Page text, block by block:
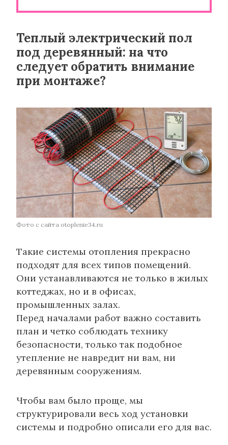
Теплый электрический пол
под деревянный: на что
следует обратить внимание
при монтаже?
Фото с сайта otoplenie34.ru
Такие системы отопления прекрасно
подходят для всех типов помещений.
Они устанавливаются не только в жилых
коттеджах, но и в офисах,
промышленных залах.
Перед началами работ важно составить
план и четко соблюдать технику
безопасности, только так подобное
утепление не навредит ни вам, ни
деревянным сооружениям.
Чтобы вам было проще, мы
структурировали весь ход установки
системы и подробно описали его для вас.